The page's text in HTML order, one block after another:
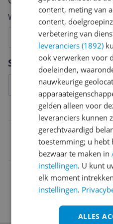
Specificaties
5012548568985
Welk cijfer geef jij dit
5
4
3
2
Vraag
content, meting van
content,
verbetering van
leveranciers (1892)
ook verwerken voor
doeleinden,
nauwkeurige
gelden alleen voor
leveranciers kunnen
gerechtvaardigd
toestemming; u hebt
bezwaar te maken in
instellingen. U kunt
elk moment
instellingen.
ALLES